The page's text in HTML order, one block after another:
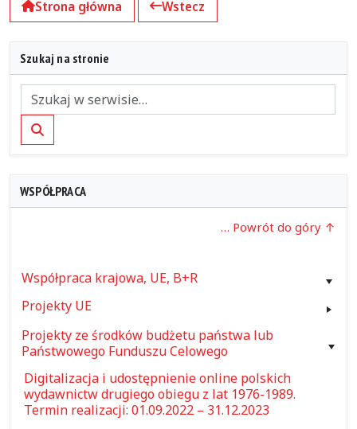
Strona główna Wstecz
Szukaj na stronie
Szukaj
WSPÓŁPRACA
… Powrót do góry
Współpraca krajowa, UE, B+R
Projekty UE
Projekty ze środków budżetu państwa lub
Państwowego Funduszu Celowego
Digitalizacja i udostępnienie online polskich
wydawnictw drugiego obiegu z lat 1976-1989.
Termin realizacji: 01.09.2022 – 31.12.2023